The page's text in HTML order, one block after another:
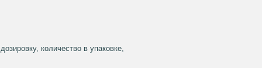
количество в упаковке,